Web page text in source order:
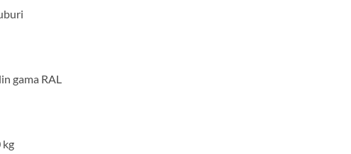
gama RAL
kg